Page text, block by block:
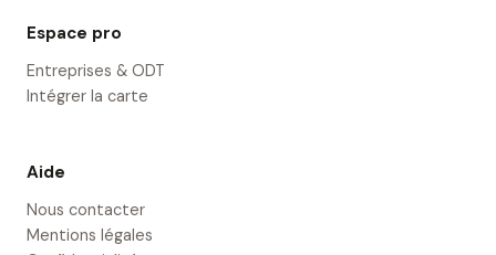
Espace pro
Entreprises & ODT
Intégrer la carte
Aide
Nous contacter
Mentions légales